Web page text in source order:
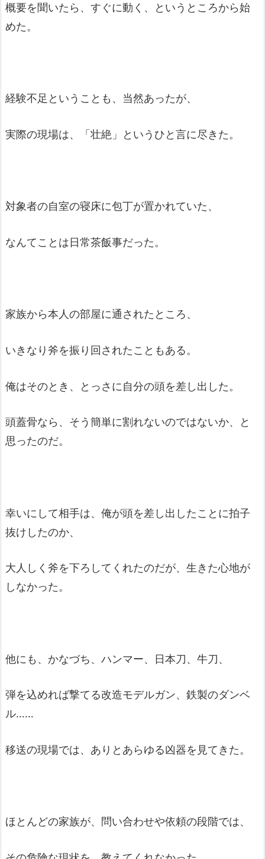
概要を聞いたら、すぐに動く、というところから始
めた。
経験不足ということも、当然あったが、
実際の現場は、「壮絶」というひと言に尽きた。
対象者の自室の寝床に包丁が置かれていた、
なんてことは日常茶飯事だった。
家族から本人の部屋に通されたところ、
いきなり斧を振り回されたこともある。
俺はそのとき、とっさに自分の頭を差し出した。
頭蓋骨なら、そう簡単に割れないのではないか、と
思ったのだ。
幸いにして相手は、俺が頭を差し出したことに拍子
抜けしたのか、
大人しく斧を下ろしてくれたのだが、生きた心地が
しなかった。
他にも、かなづち、ハンマー、日本刀、牛刀、
弾を込めれば撃てる改造モデルガン、鉄製のダンベ
ル……
移送の現場では、ありとあらゆる凶器を見てきた。
ほとんどの家族が、問い合わせや依頼の段階では、